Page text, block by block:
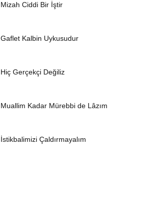
Mizah Ciddi Bir İştir
Gaflet Kalbin Uykusudur
Hiç Gerçekçi Değiliz
Muallim Kadar Mürebbi de Lâzım
İstikbalimizi Çaldırmayalım